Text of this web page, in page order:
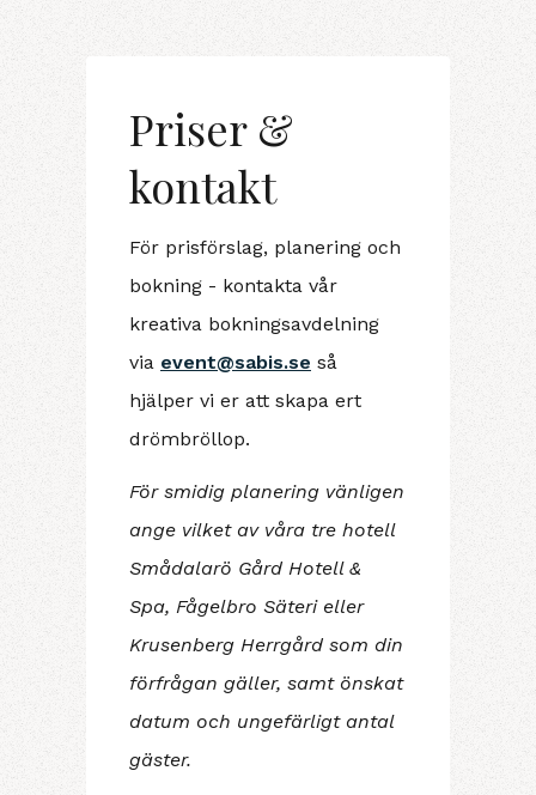
Priser &
kontakt
För prisförslag, planering och
bokning - kontakta vår
kreativa bokningsavdelning
via event@sabis.se så
hjälper vi er att skapa ert
drömbröllop.
För smidig planering vänligen
ange vilket av våra tre hotell
Smådalarö Gård Hotell &
Spa, Fågelbro Säteri eller
Krusenberg Herrgård som din
förfrågan gäller, samt önskat
datum och ungefärligt antal
gäster.